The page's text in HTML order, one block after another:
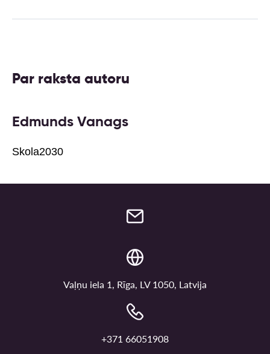
Par raksta autoru
Edmunds Vanags
Skola2030
Vaļņu iela 1, Rīga, LV 1050, Latvija
+371 66051908